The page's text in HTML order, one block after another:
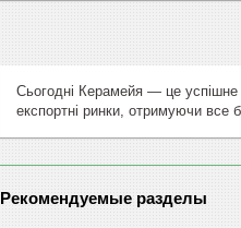
Сьогодні Керамейя ― це успішне
експортні ринки, отримуючи все
Рекомендуемые разделы